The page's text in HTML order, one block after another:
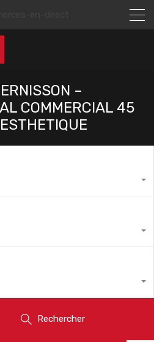
–
COMMERCIAL 45
Rechercher